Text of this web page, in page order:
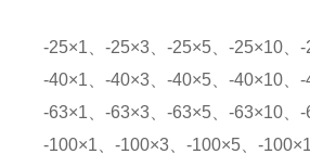
-25×1、-25×3、-25×5、-25×10、-
-40×1、-40×3、-40×5、-40×10、-
-63×1、-63×3、-63×5、-63×10、-
-100×1、-100×3、-100×5、-